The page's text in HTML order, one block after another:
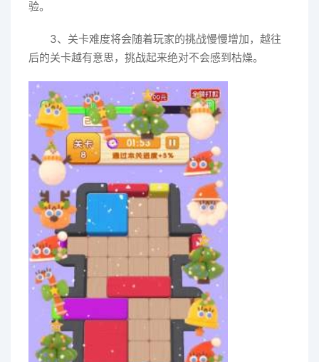
验。
3、关卡难度将会随着玩家的挑战慢慢增加，越往
后的关卡越有意思，挑战起来绝对不会感到枯燥。